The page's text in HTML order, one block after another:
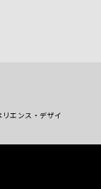
リエンス・デザイ